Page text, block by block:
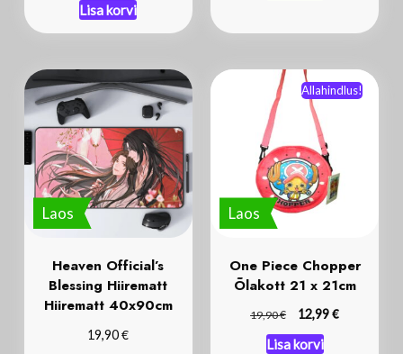
Lisa korvi
Laos
Heaven Official’s
Blessing Hiirematt
Hiirematt 40x90cm
19,90€
Laos
Allahindlus!
One Piece Chopper
Õlakott 21 x 21cm
19,90€ 12,99€
Lisa korvi